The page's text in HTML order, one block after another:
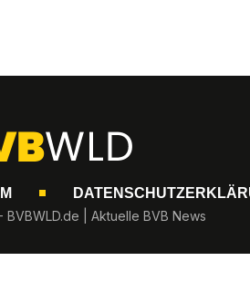
| Aktuelle BVB News